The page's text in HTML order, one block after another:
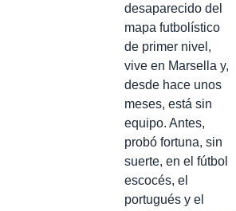
desaparecido del
mapa futbolístico
de primer nivel,
vive en Marsella y,
desde hace unos
meses, está sin
equipo. Antes,
probó fortuna, sin
suerte, en el fútbol
escocés, el
portugués y el